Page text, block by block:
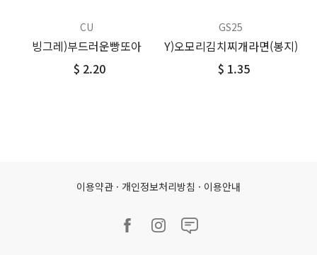
CU
빙그레)부드러운빵또아
$ 2.20
GS25
Y)오모리김치찌개라면(봉지)
$ 1.35
이용약관 · 개인정보처리방침 · 이용안내